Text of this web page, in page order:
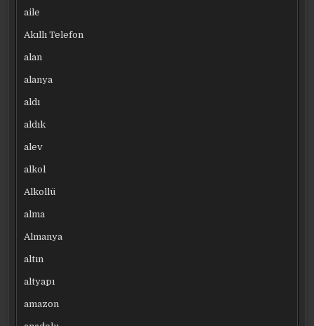
aile
Akıllı Telefon
alan
alanya
aldı
aldık
alev
alkol
Alkollü
alma
Almanya
altın
altyapı
amazon